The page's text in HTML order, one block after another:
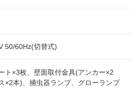
50/60Hz(切替式)
ト×3枚、壁面取付金具(アンカー×2
×2本)、捕虫器ランプ、グローランプ